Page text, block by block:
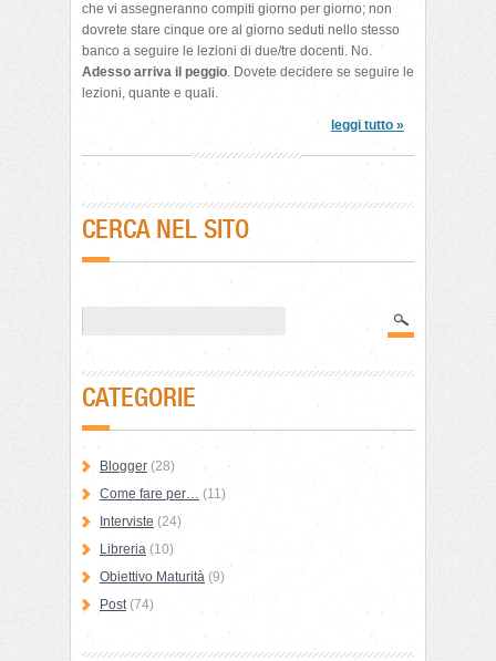
che vi assegneranno compiti giorno per giorno; non
dovrete stare cinque ore al giorno seduti nello stesso
banco a seguire le lezioni di due/tre docenti. No.
Adesso arriva il peggio. Dovete decidere se seguire le
lezioni, quante e quali.
leggi tutto »
CERCA NEL SITO
CATEGORIE
Blogger (28)
Come fare per… (11)
Interviste (24)
Libreria (10)
Obiettivo Maturità (9)
Post(74)